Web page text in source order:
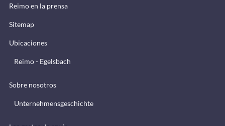
Reimo en la prensa
Sitemap
Ubicaciones
Reimo - Egelsbach
Sobre nosotros
Unternehmensgeschichte